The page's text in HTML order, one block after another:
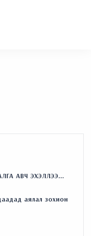
АВЧ ЭХЭЛЛЭЭ...
аялал зохион